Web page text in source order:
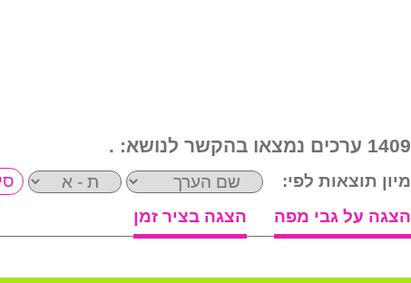
1409 ערכים נמצאו בהקשר לנושא: .
מיון תוצאות לפי:
הצגה על גבי מפה
הצגה בציר זמן